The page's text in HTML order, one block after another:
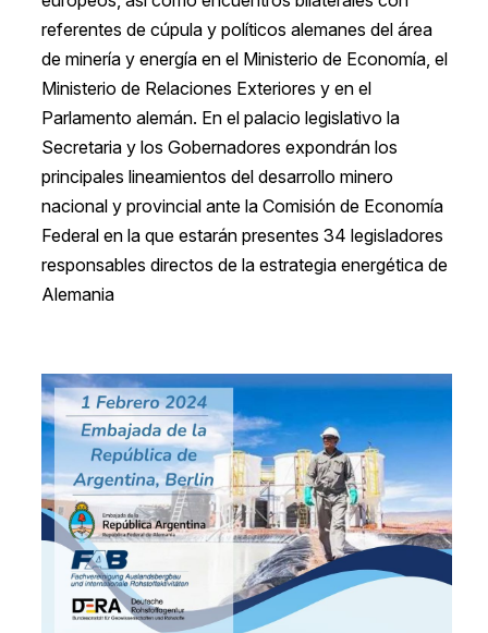
referentes de cúpula y políticos alemanes del área
de minería y energía en el Ministerio de Economía, el
Ministerio de Relaciones Exteriores y en el
Parlamento alemán. En el palacio legislativo la
Secretaria y los Gobernadores expondrán los
principales lineamientos del desarrollo minero
nacional y provincial ante la Comisión de Economía
Federal en la que estarán presentes 34 legisladores
responsables directos de la estrategia energética de
Alemania